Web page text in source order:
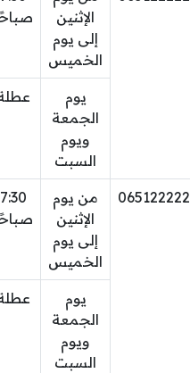
الإثنين
إلى يوم
الخميس
يوم
الجمعة
ويوم
السبت
065122222
من يوم
الإثنين
إلى يوم
الخميس
7:30
يوم
الجمعة
ويوم
السبت